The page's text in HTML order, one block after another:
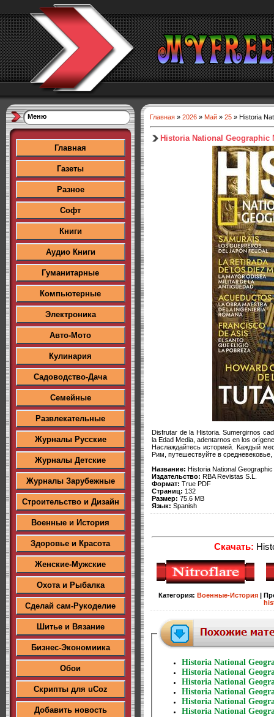
Меню
Главная
Газеты
Разное
Софт
Книги
Аудио Книги
Гуманитарные
Компьютерные
Электроника
Авто-Мото
Кулинария
Садоводство-Дача
Семейные
Развлекательные
Журналы Русские
Журналы Детские
Журналы Зарубежные
Строительство и Дизайн
Военные и История
Здоровье и Красота
Женские-Мужские
Охота и Рыбалка
Сделай сам-Рукоделие
Шитье и Вязание
Бизнес-Экономиика
Обои
Скрипты для uCoz
Добавить новость
Главная » 2026 » Май » 25 » Historia
Historia National Geographic
Disfrutar de la Historia. Sumergirnos
la Edad Media, adentarnos en los
Наслаждайтесь историей. Каждый
Рим, путешествуйте в
Название: Historia National
Издательство: RBA Revistas S.L.
Формат: True PDF
Страниц: 132
Размер: 75.6 MB
Язык: Spanish
Скачать:
Категория: Военные-История
Historia National
Historia National
Historia National
Historia National
Historia National
Historia National